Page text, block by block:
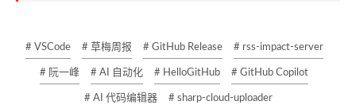
# VSCode # 草梅周报 # GitHub Release # rss-impact-server
# 阮一峰 # AI 自动化 # HelloGitHub # GitHub Copilot
# AI 代码编辑器 # sharp-cloud-uploader